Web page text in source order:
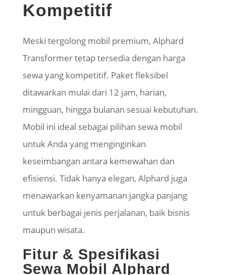
Kompetitif
Meski tergolong mobil premium, Alphard
Transformer tetap tersedia dengan harga
sewa yang kompetitif. Paket fleksibel
ditawarkan mulai dari 12 jam, harian,
mingguan, hingga bulanan sesuai kebutuhan.
Mobil ini ideal sebagai pilihan sewa mobil
untuk Anda yang menginginkan
keseimbangan antara kemewahan dan
efisiensi. Tidak hanya elegan, Alphard juga
menawarkan kenyamanan jangka panjang
untuk berbagai jenis perjalanan, baik bisnis
maupun wisata.
Fitur & Spesifikasi
Sewa Mobil Alphard